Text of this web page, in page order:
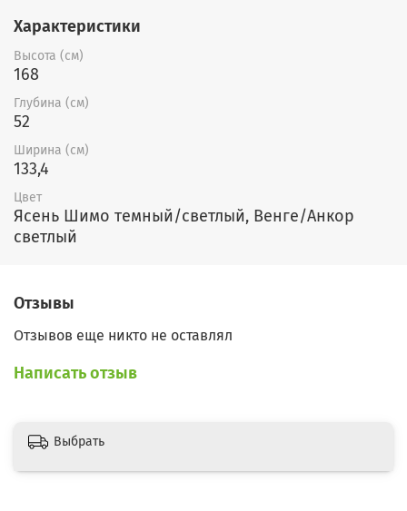
Характеристики
Высота (см)
168
Глубина (см)
52
Ширина (см)
133,4
Цвет
Ясень Шимо темный/светлый, Венге/Анкор
светлый
Отзывы
Отзывов еще никто не оставлял
Написать отзыв
Выбрать